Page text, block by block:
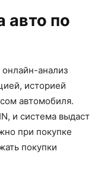
авто по
анализ
историей
автомобиля.
и система выдаст
при покупке
покупки